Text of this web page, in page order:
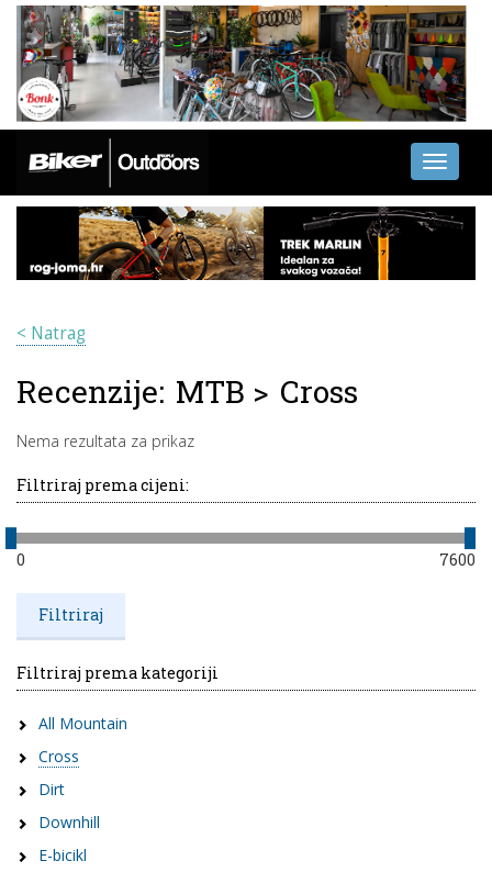
Toggle
< Natrag
Recenzije: MTB > Cross
Nema rezultata za prikaz
Filtriraj prema cijeni:
0 7600
Filtriraj prema kategoriji
All Mountain
Cross
Dirt
Downhill
E-bicikl